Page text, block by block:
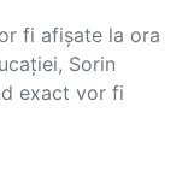
fi afișate la ora
Sorin
exact vor fi